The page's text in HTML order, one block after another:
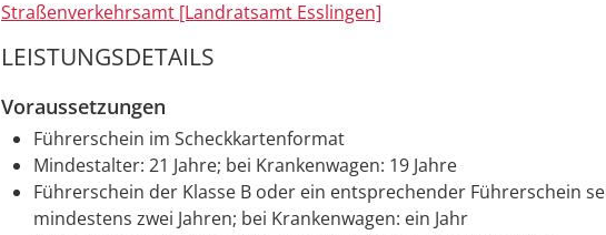
Straßenverkehrsamt [Landratsamt Esslingen]
LEISTUNGSDETAILS
Voraussetzungen
Führerschein im Scheckkartenformat
Mindestalter: 21 Jahre; bei Krankenwagen: 19 Jahre
Führerschein der Klasse B oder ein entsprechender Führerschein
mindestens zwei Jahren; bei Krankenwagen: ein Jahr